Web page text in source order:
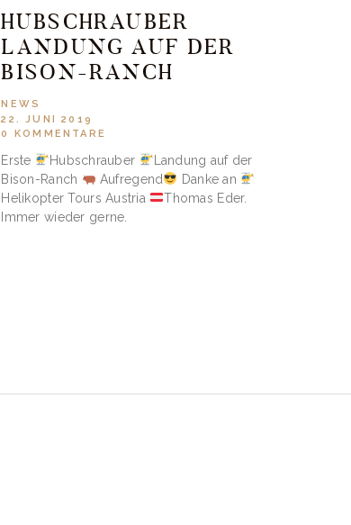
HUBSCHRAUBER
LANDUNG AUF DER
BISON-RANCH
NEWS
22. JUNI 2019
0
KOMMENTARE
Erste Hubschrauber
Landung auf der
Bison-Ranch
Aufregend
Danke an
Helikopter Tours Austria
Thomas Eder.
Immer wieder gerne.